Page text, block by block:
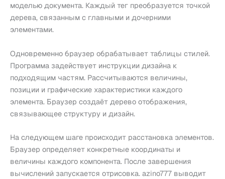
моделью документа. Каждый тег преобразуется точкой
дерева, связанным с главными и дочерними
элементами.
Одновременно браузер обрабатывает таблицы стилей.
Программа задействует инструкции дизайна к
подходящим частям. Рассчитываются величины,
позиции и графические характеристики каждого
элемента. Браузер создаёт дерево отображения,
связывающее структуру и дизайн.
На следующем шаге происходит расстановка элементов.
Браузер определяет конкретные координаты и
величины каждого компонента. После завершения
вычислений запускается отрисовка. azino777 выводит